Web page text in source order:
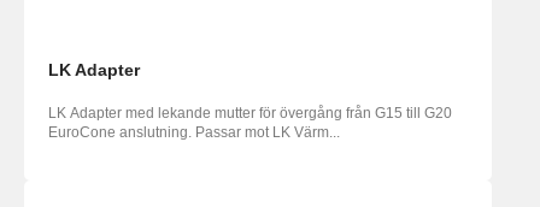
LK Adapter
LK Adapter med lekande mutter för övergång från G15 till G20
EuroCone anslutning. Passar mot LK Värm...